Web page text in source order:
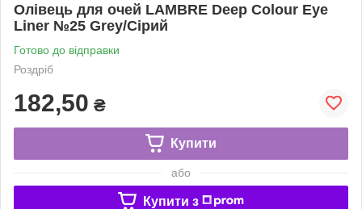
Олівець для очей LAMBRE Deep Colour Eye
Liner №25 Grey/Сірий
Готово до відправки
Роздріб
182,50 ₴
Купити
або
Купити з